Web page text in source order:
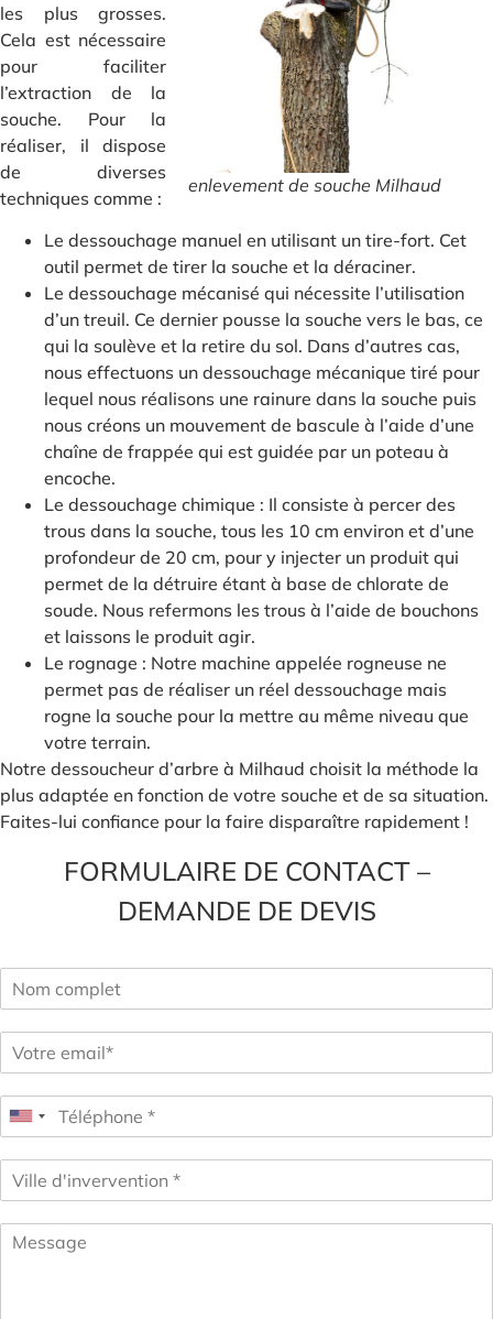
enlevement de souche Milhaud
les plus grosses.
Cela est nécessaire
pour faciliter
l’extraction de la
souche. Pour la
réaliser, il dispose
de diverses
techniques comme :
Le dessouchage manuel en utilisant un tire-fort. Cet
outil permet de tirer la souche et la déraciner.
Le dessouchage mécanisé qui nécessite l’utilisation
d’un treuil. Ce dernier pousse la souche vers le bas, ce
qui la soulève et la retire du sol. Dans d’autres cas,
nous effectuons un dessouchage mécanique tiré pour
lequel nous réalisons une rainure dans la souche puis
nous créons un mouvement de bascule à l’aide d’une
chaîne de frappée qui est guidée par un poteau à
encoche.
Le dessouchage chimique : Il consiste à percer des
trous dans la souche, tous les 10 cm environ et d’une
profondeur de 20 cm, pour y injecter un produit qui
permet de la détruire étant à base de chlorate de
soude. Nous refermons les trous à l’aide de bouchons
et laissons le produit agir.
Le rognage : Notre machine appelée rogneuse ne
permet pas de réaliser un réel dessouchage mais
rogne la souche pour la mettre au même niveau que
votre terrain.
Notre dessoucheur d’arbre à Milhaud choisit la méthode la
plus adaptée en fonction de votre souche et de sa situation.
Faites-lui confiance pour la faire disparaître rapidement !
FORMULAIRE DE CONTACT –
DEMANDE DE DEVIS